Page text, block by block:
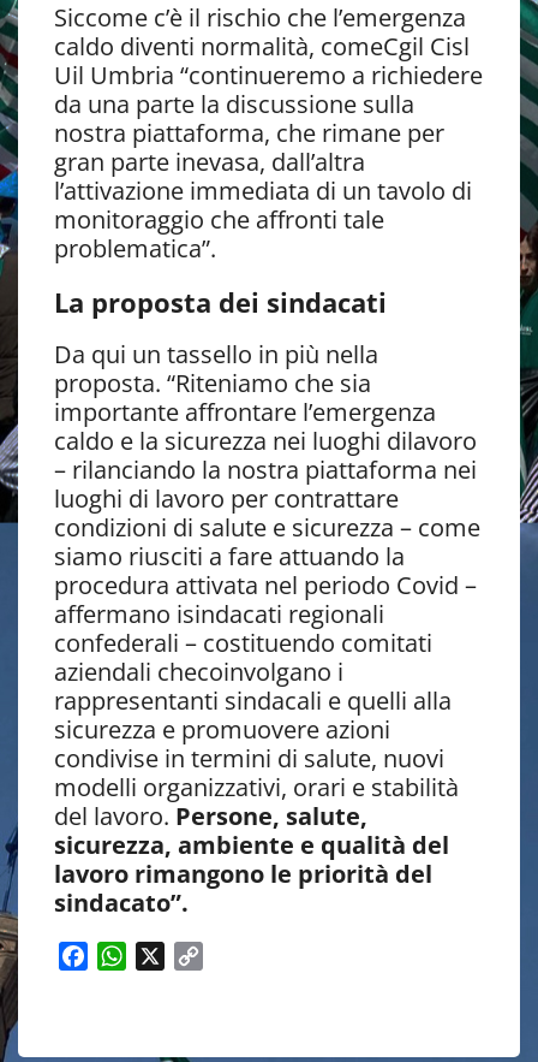
Siccome c’è il rischio che l’emergenza
caldo diventi normalità, comeCgil Cisl
Uil Umbria “continueremo a richiedere
da una parte la discussione sulla
nostra piattaforma, che rimane per
gran parte inevasa, dall’altra
l’attivazione immediata di un tavolo di
monitoraggio che affronti tale
problematica”.
La proposta dei sindacati
Da qui un tassello in più nella
proposta. “Riteniamo che sia
importante affrontare l’emergenza
caldo e la sicurezza nei luoghi dilavoro
– rilanciando la nostra piattaforma nei
luoghi di lavoro per contrattare
condizioni di salute e sicurezza – come
siamo riusciti a fare attuando la
procedura attivata nel periodo Covid –
affermano isindacati regionali
confederali – costituendo comitati
aziendali checoinvolgano i
rappresentanti sindacali e quelli alla
sicurezza e promuovere azioni
condivise in termini di salute, nuovi
modelli organizzativi, orari e stabilità
del lavoro. Persone, salute,
sicurezza, ambiente e qualità del
lavoro rimangono le priorità del
sindacato”.
W